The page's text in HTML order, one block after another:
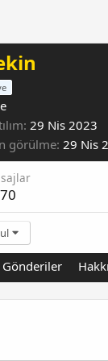
29 Nis 2023
görülme 29 Nis
70
Gönderiler